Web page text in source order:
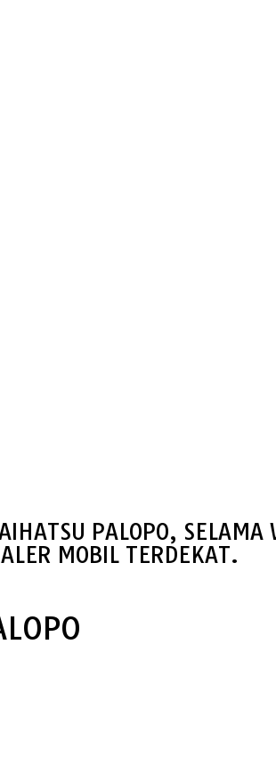
PALOPO, SELAMA
MOBIL TERDEKAT.